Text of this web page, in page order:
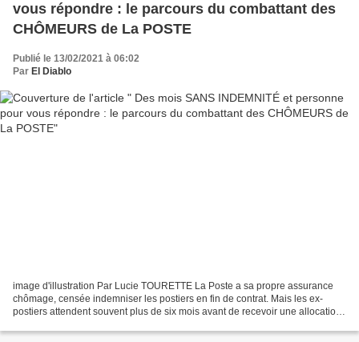
vous répondre : le parcours du combattant des
CHÔMEURS de La POSTE
Publié le 13/02/2021 à 06:02
Par El Diablo
image d'illustration Par Lucie TOURETTE La Poste a sa propre assurance
chômage, censée indemniser les postiers en fin de contrat. Mais les ex-
postiers attendent souvent plus de six mois avant de recevoir une allocation.